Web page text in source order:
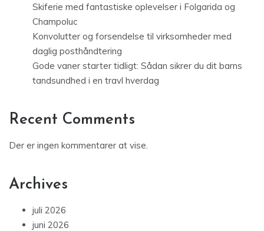
Skiferie med fantastiske oplevelser i Folgarida og
Champoluc
Konvolutter og forsendelse til virksomheder med
daglig posthåndtering
Gode vaner starter tidligt: Sådan sikrer du dit barns
tandsundhed i en travl hverdag
Recent Comments
Der er ingen kommentarer at vise.
Archives
juli 2026
juni 2026